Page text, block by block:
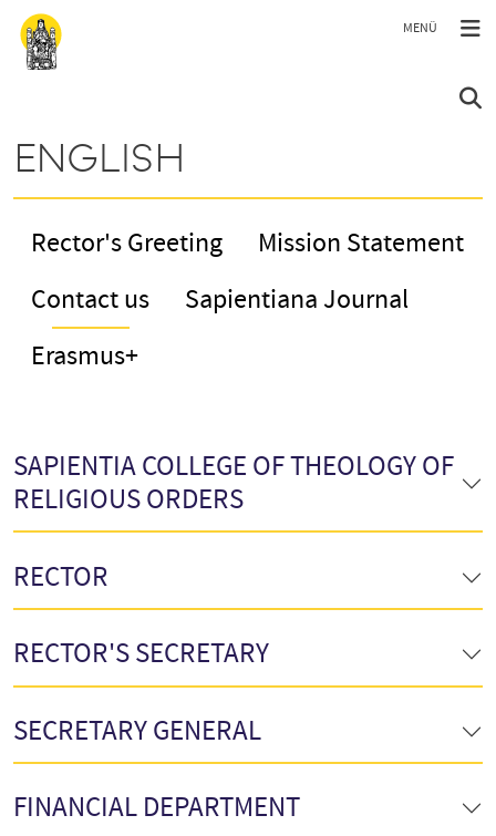
Ugrás a tartalomra
ENGLISH
Rector's Greeting
Mission Statement
Contact us
Sapientiana Journal
Erasmus+
SAPIENTIA COLLEGE OF THEOLOGY OF
RELIGIOUS ORDERS
RECTOR
RECTOR'S SECRETARY
SECRETARY GENERAL
FINANCIAL DEPARTMENT